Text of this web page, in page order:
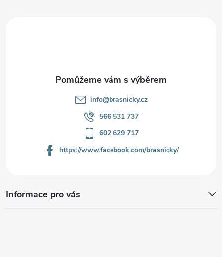
info@brasnicky.cz
566 531 737
602 629 717
https://www.facebook.com/brasnicky/
Informace pro vás